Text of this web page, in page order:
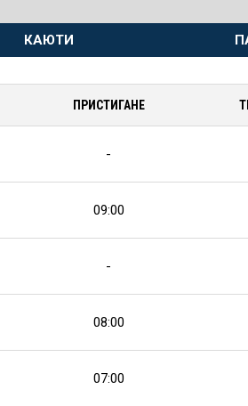
КАЮТИ
ПРИСТИГАНЕ
-
09:00
-
08:00
07:00